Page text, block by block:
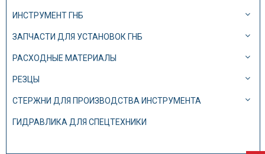
ИНСТРУМЕНТ ГНБ
ЗАПЧАСТИ ДЛЯ УСТАНОВОК ГНБ
РАСХОДНЫЕ МАТЕРИАЛЫ
РЕЗЦЫ
СТЕРЖНИ ДЛЯ ПРОИЗВОДСТВА ИНСТРУМЕНТА
ГИДРАВЛИКА ДЛЯ СПЕЦТЕХНИКИ